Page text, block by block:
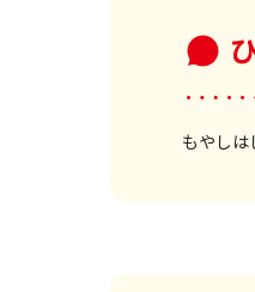
もやしは